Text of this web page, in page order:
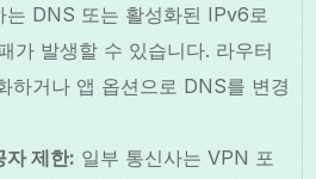
는 DNS 또는 활성화된 IPv6로
가 발생할 수 있습니다. 라우터
하거나 앱 옵션으로 DNS를 변경
자 제한: 일부 통신사는 VPN 포